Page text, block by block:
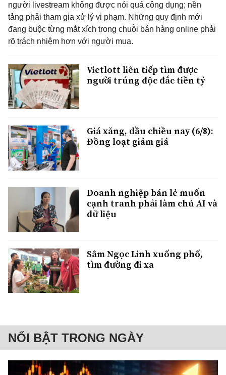
người livestream không được nói quá công dụng; nền
tảng phải tham gia xử lý vi phạm. Những quy định mới
đang buộc từng mắt xích trong chuỗi bán hàng online phải
rõ trách nhiệm hơn với người mua.
Vietlott liên tiếp tìm được
người trúng độc đắc tiền tỷ
Giá xăng, dầu chiều nay (6/8):
Đồng loạt giảm giá
Doanh nghiệp bán lẻ muốn
cạnh tranh phải làm chủ AI và
dữ liệu
Sâm Ngọc Linh xuống phố,
tìm đường đi xa
NỔI BẬT TRONG NGÀY